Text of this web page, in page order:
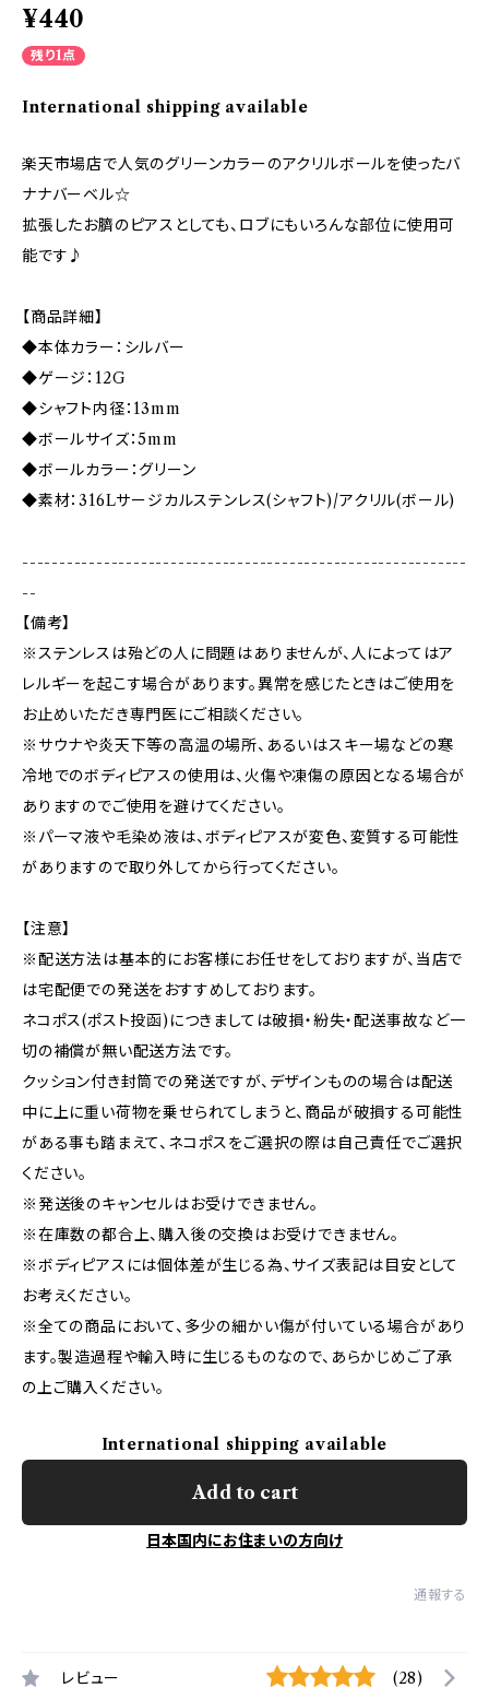
¥440
残り1点
International shipping available
楽天市場店で人気のグリーンカラーのアクリルボールを使ったバ
ナナバーベル☆
拡張したお臍のピアスとしても、ロブにもいろんな部位に使用可
能です♪
【商品詳細】
◆本体カラー：シルバー
◆ゲージ：12G
◆シャフト内径：13mm
◆ボールサイズ：5mm
◆ボールカラー：グリーン
◆素材：316Lサージカルステンレス(シャフト)/アクリル(ボール)
------------------------------------------------------------
--
【備考】
※ステンレスは殆どの人に問題はありませんが、人によってはア
レルギーを起こす場合があります。異常を感じたときはご使用を
お止めいただき専門医にご相談ください。
※サウナや炎天下等の高温の場所、あるいはスキー場などの寒
冷地でのボディピアスの使用は、火傷や凍傷の原因となる場合が
ありますのでご使用を避けてください。
※パーマ液や毛染め液は、ボディピアスが変色、変質する可能性
がありますので取り外してから行ってください。
【注意】
※配送方法は基本的にお客様にお任せをしておりますが、当店で
は宅配便での発送をおすすめしております。
ネコポス(ポスト投函)につきましては破損・紛失・配送事故など一
切の補償が無い配送方法です。
クッション付き封筒での発送ですが、デザインものの場合は配送
中に上に重い荷物を乗せられてしまうと、商品が破損する可能性
がある事も踏まえて、ネコポスをご選択の際は自己責任でご選択
ください。
※発送後のキャンセルはお受けできません。
※在庫数の都合上、購入後の交換はお受けできません。
※ボディピアスには個体差が生じる為、サイズ表記は目安として
お考えください。
※全ての商品において、多少の細かい傷が付いている場合があり
ます。製造過程や輸入時に生じるものなので、あらかじめご了承
の上ご購入ください。
International shipping available
Add to cart
日本国内にお住まいの方向け
通報する
レビュー (28)